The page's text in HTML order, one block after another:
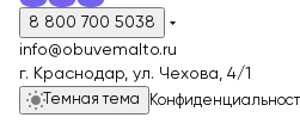
8 800 700 5038
info@obuvemalto.ru
г. Краснодар, ул. Чехова, 4/1
Темная тема